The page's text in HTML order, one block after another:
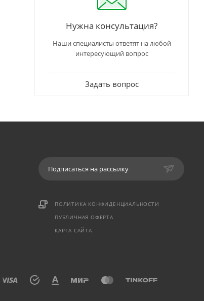
Нужна консультация?
Наши специалисты ответят на любой
интересующий вопрос
Задать вопрос
Подписаться на рассылку
ПОЛИТИКА КОНФИДЕНЦИАЛЬНОСТИ
ПУБЛИЧНАЯ ОФЕРТА
КАРТА САЙТА